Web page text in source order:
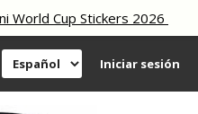
Cup Stickers 2026
Iniciar sesión